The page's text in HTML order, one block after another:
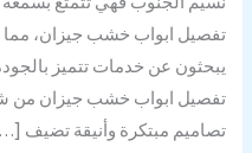
تفصيل ابواب خشب جيزان، مما
يبحثون عن خدمات تتميز
تفصيل ابواب خشب جيزان من
تصاميم مبتكرة وأنيقة تضيف